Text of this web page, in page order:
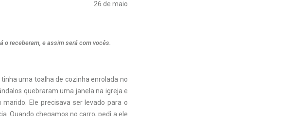
26 de maio
o receberam, e assim será com vocês.
uma toalha de cozinha enrolada no
quebraram uma janela na igreja e
Ele precisava ser levado para o
Quando chegamos no carro, pedi a ele